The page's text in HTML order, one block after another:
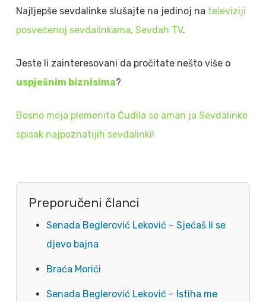
Najljepše sevdalinke slušajte na jedinoj na televiziji
posvećenoj sevdalinkama, Sevdah TV.
Jeste li zainteresovani da pročitate nešto više o
uspješnim biznisima?
Bosno moja plemenita Čudila se aman ja Sevdalinke
spisak najpoznatijih sevdalinki!
Preporučeni članci
Senada Beglerović Leković – Sjećaš li se
djevo bajna
Braća Morići
Senada Beglerović Leković – Istiha me